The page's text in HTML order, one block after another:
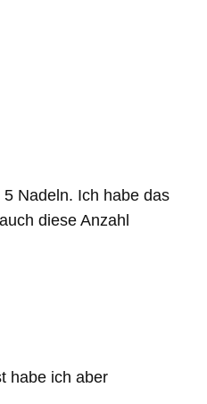
Nadeln. Ich habe das
diese Anzahl
habe ich aber